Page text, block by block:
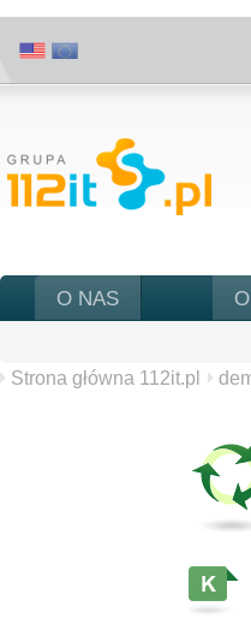
O NAS
Strona główna 112it.pl